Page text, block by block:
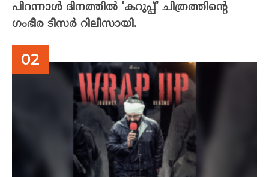
പിറന്നാൾ ദിനത്തിൽ ‘കറുപ്പ്’ ചിത്രത്തിന്റെ
ഗംഭീര ടീസർ റിലീസായി.